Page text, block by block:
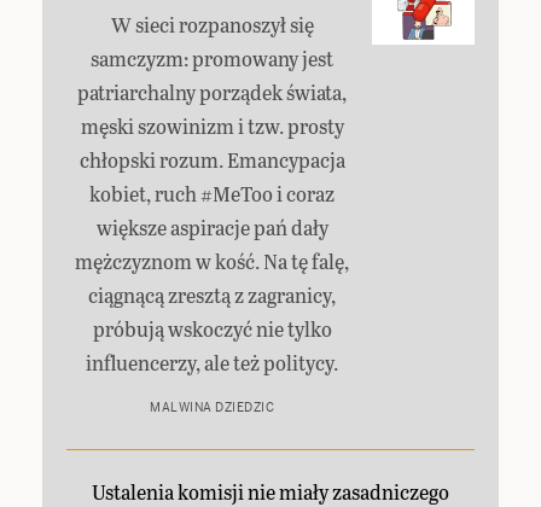
W sieci rozpanoszył się
samczyzm: promowany jest
patriarchalny porządek świata,
męski szowinizm i tzw. prosty
chłopski rozum. Emancypacja
kobiet, ruch #MeToo i coraz
większe aspiracje pań dały
mężczyznom w kość. Na tę falę,
ciągnącą zresztą z zagranicy,
próbują wskoczyć nie tylko
influencerzy, ale też politycy.
MALWINA DZIEDZIC
Ustalenia komisji nie miały zasadniczego